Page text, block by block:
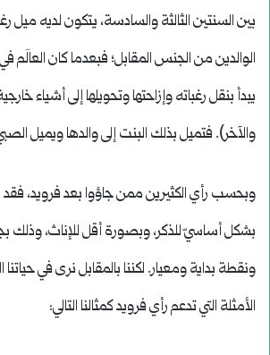
بين السنتين الثالثة والسادسة، يتكون لديه ميل
الوالدين من الجنس المقابل؛ فبعدما كان العالَم
يبدأ بنقل رغباته وإزاحتها وتحويلها إلى أشياء
والآخر). فتميل بذلك البنت إلى والدها ويميل
وبحسب رأي الكثيرين ممن جاؤوا بعد فرويد،
بشكل أساسيّ للذكر، وبصورة أقل للإناث، وذلك
ونقطة بداية ومعيار. لكننا بالمقابل نرى في حياتنا
الأمثلة التي تدعم رأي فرويد كمثالنا التالي: